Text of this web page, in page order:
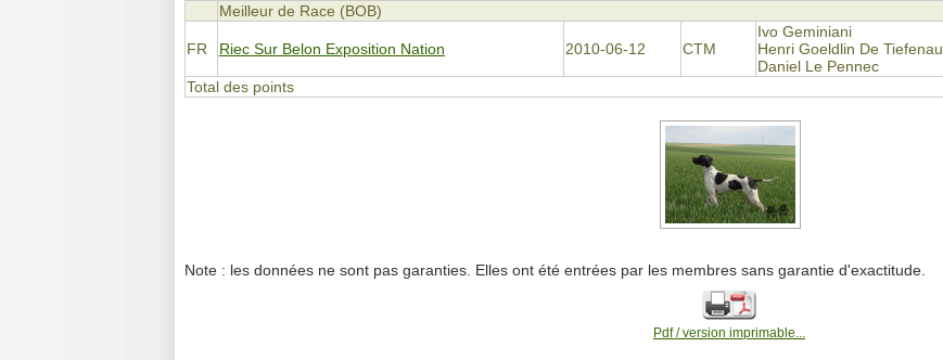
Meilleur de Race (BOB)
FR Riec Sur Belon Exposition Nation 2010-06-12 CTM
Ivo Geminiani
Henri Goeldlin De Tiefenau
Daniel Le Pennec
Total des points
Note : les données ne sont pas garanties. Elles ont été entrées par les membres sans garantie d'exactitude.
Pdf / version imprimable...